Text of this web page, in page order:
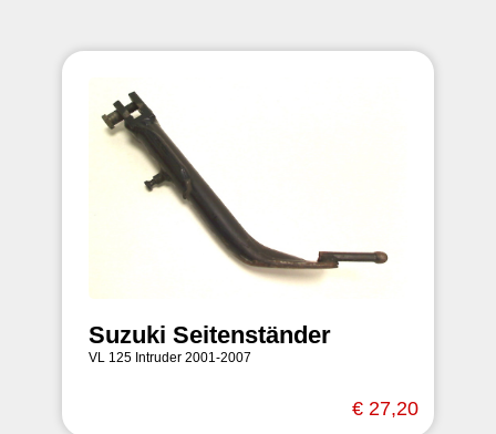
Suzuki Seitenständer
VL 125 Intruder 2001-2007
€ 27,20